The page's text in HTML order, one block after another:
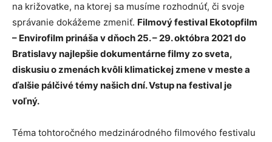
na križovatke, na ktorej sa musíme rozhodnúť, či svoje
správanie dokážeme zmeniť. Filmový festival Ekotopfilm
– Envirofilm prináša v dňoch 25. – 29. októbra 2021 do
Bratislavy najlepšie dokumentárne filmy zo sveta,
diskusiu o zmenách kvôli klimatickej zmene v meste a
ďalšie pálčivé témy našich dní. Vstup na festival je
voľný.
Téma tohtoročného medzinárodného filmového festivalu